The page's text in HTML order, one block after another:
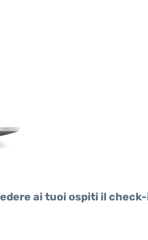
ai tuoi ospiti il